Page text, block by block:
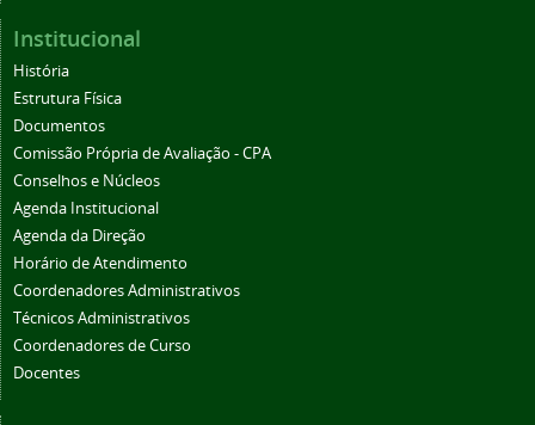
Institucional
História
Estrutura Física
Documentos
Comissão Própria de Avaliação - CPA
Conselhos e Núcleos
Agenda Institucional
Agenda da Direção
Horário de Atendimento
Coordenadores Administrativos
Técnicos Administrativos
Coordenadores de Curso
Docentes